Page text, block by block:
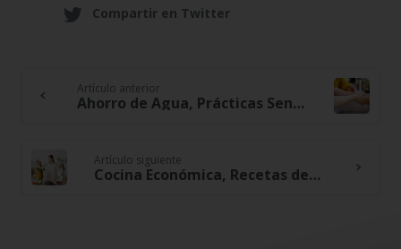
Compartir en Twitter
Continue
Artículo anterior
Ahorro de Agua, Prácticas Sencillas para Reducir el Consumo y la Factura
Artículo siguiente
Cocina Económica, Recetas deliciosas y asequibles para toda la familia